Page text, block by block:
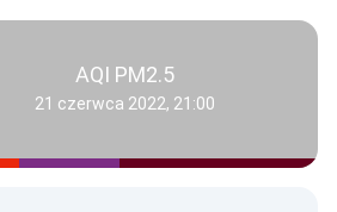
AQI PM2.5
21 czerwca 2022, 21:00